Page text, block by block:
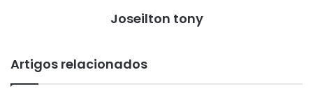
Joseilton tony
Artigos relacionados